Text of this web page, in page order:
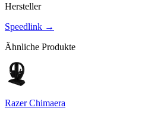
Hersteller
Speedlink →
Ähnliche Produkte
Razer Chimaera